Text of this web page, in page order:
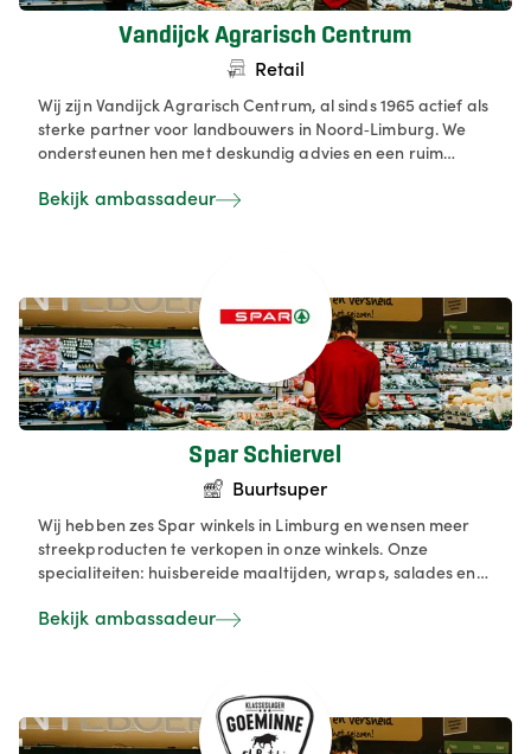
Vandijck Agrarisch Centrum
Retail
Wij zijn Vandijck Agrarisch Centrum, al sinds 1965 actief als
sterke partner voor landbouwers in Noord‑Limburg. We
ondersteunen hen met deskundig advies en een ruim
landbouwmachines). Daarnaast verhuren we
producten voor tuin & dier, zoals diervoeders, potgrond,
tuingereedschap en planten. Kortom, we combineren
professionele landbouwondersteuning met een
toegankelijke winkel voor agrarische en hobbyklanten.
Bekijk ambassadeur
Spar Schiervel
Buurtsuper
Wij hebben zes Spar winkels in Limburg en wensen meer
streekproducten te verkopen in onze winkels. Onze
specialiteiten: huisbereide maaltijden, wraps, salades en
brood & gebak, en nog zoveel meer!
Bekijk ambassadeur